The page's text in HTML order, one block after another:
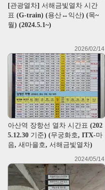
[관광열차] 서해금빛열차 시간
표 (G-train) (용산↔익산) (목~
월) (2024.5.1~)
2026/02/14
아산역 장항선 열차 시간표 (202
5.12.30 기준) (무궁화호, ITX-마
음, 새마을호, 서해금빛열차)
2024/05/14